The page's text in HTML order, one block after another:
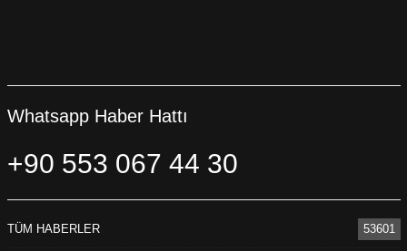
Whatsapp Haber Hattı
+90 553 067 44 30
TÜM HABERLER 53601